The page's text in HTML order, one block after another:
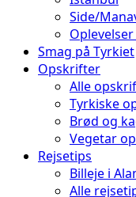
Side/
Smag på Tyrkiet
Opskrifter
Alle
Tyrkiske
Brød og
Vegetar
Rejsetips
Billeje i
Alle